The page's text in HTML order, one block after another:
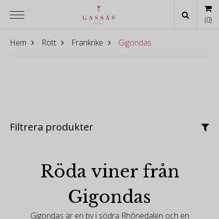
Hem Rött Frankrike Gigondas
Filtrera produkter
Röda viner från
Gigondas
Gigondas är en by i södra Rhônedalen och en
(0)